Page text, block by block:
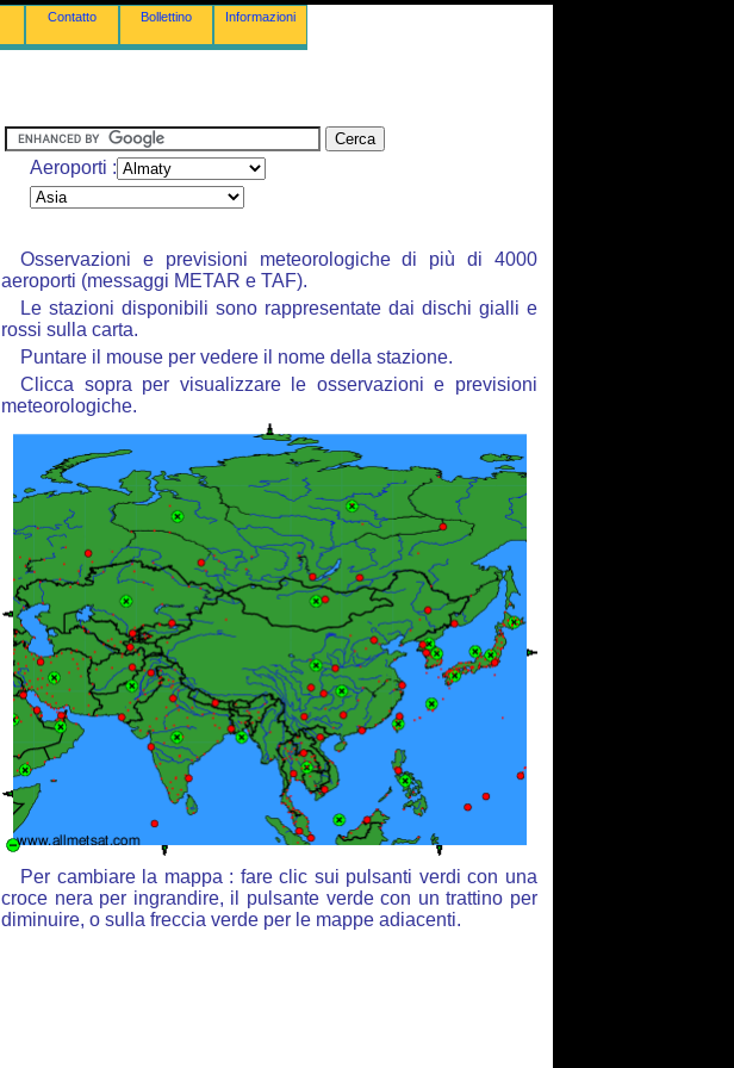
Contatto Bollettino Informazioni
Aeroporti :
Osservazioni e previsioni meteorologiche di più di 4000
aeroporti (messaggi METAR e TAF).
Le stazioni disponibili sono rappresentate dai dischi gialli e
rossi sulla carta.
Puntare il mouse per vedere il nome della stazione.
Clicca sopra per visualizzare le osservazioni e previsioni
meteorologiche.
Per cambiare la mappa : fare clic sui pulsanti verdi con una
croce nera per ingrandire, il pulsante verde con un trattino per
diminuire, o sulla freccia verde per le mappe adiacenti.